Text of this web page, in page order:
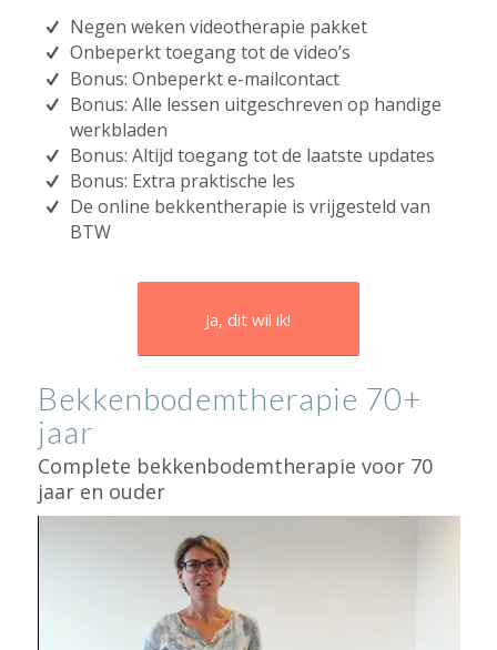
Negen weken videotherapie pakket
Onbeperkt toegang tot de video’s
Bonus: Onbeperkt e-mailcontact
Bonus: Alle lessen uitgeschreven op handige
werkbladen
Bonus: Altijd toegang tot de laatste updates
Bonus: Extra praktische les
De online bekkentherapie is vrijgesteld van
BTW
Ja, dit wil ik!
Bekkenbodemtherapie 70+
jaar
Complete bekkenbodemtherapie voor 70
jaar en ouder